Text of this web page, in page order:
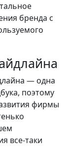
бренда с
— одна
поэтому
фирмы
все-таки